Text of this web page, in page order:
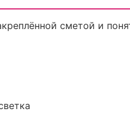
сметой и